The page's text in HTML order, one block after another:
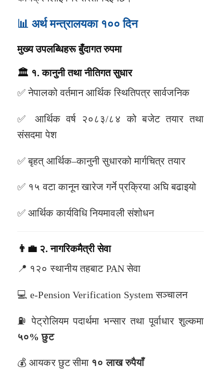
📊 अर्थ मन्त्रालयका १०० दिन
मुख्य उपलब्धिहरू बुँदागत रुपमा
🏛️ १. कानुनी तथा नीतिगत सुधार
✅ नेपालको वर्तमान आर्थिक स्थितिपत्र सार्वजनिक
✅ आर्थिक वर्ष २०८३/८४ को बजेट तयार तथा
संसदमा पेश
✅ बृहत् आर्थिक–कानुनी सुधारको मार्गचित्र तयार
✅ १५ वटा कानून खारेज गर्ने प्रक्रिया अघि बढाइयो
✅ आर्थिक कार्यविधि नियमावली संशोधन
👨‍💼 २. नागरिकमैत्री सेवा
📍 १२० स्थानीय तहबाट PAN सेवा
💻 e-Pension Verification System सञ्चालन
⛽ पेट्रोलियम पदार्थमा भन्सार तथा पूर्वाधार शुल्कमा
५०% छुट
💰 आयकर छुट सीमा १० लाख रुपैयाँ